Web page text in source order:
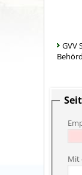
GVV
Mit